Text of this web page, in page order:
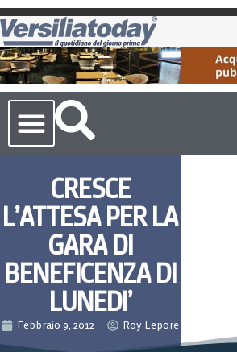
CRESCE
L’ATTESA PER LA
GARA DI
BENEFICENZA DI
LUNEDI’
Febbraio 9, 2012 Roy Lepore